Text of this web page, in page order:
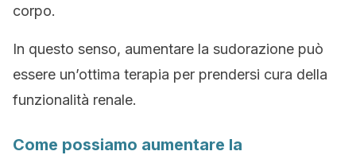
corpo.
In questo senso, aumentare la sudorazione può
essere un’ottima terapia per prendersi cura della
funzionalità renale.
Come possiamo aumentare la